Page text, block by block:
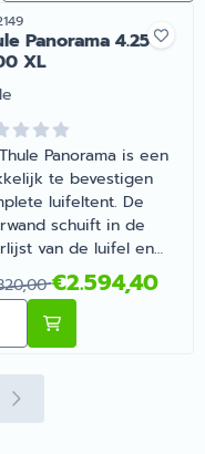
4.25 6300 M
Panorama 4.25
XL
Panorama is een
te bevestigen
luifeltent. De
schuift in de
van de luifel en
verbinden de
met het
Een ritssluiting
voor een goede
en zijwanden.
zijn volledig te
2 820,00 voor 2
€2.594,40
kiezen voor Thule